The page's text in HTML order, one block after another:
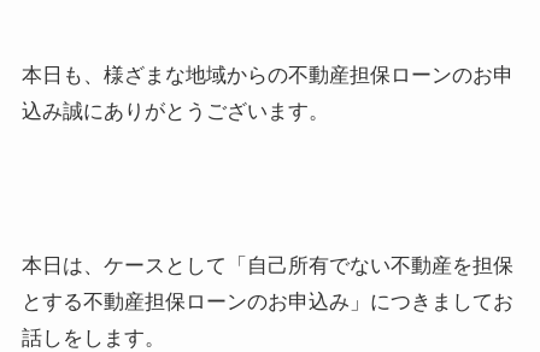
本日も、様ざまな地域からの不動産担保ローンのお申
込み誠にありがとうございます。
本日は、ケースとして「自己所有でない不動産を担保
とする不動産担保ローンのお申込み」につきましてお
話しをします。